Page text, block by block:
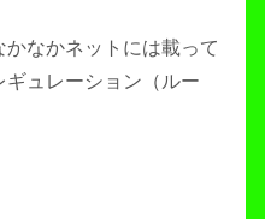
なかネットには載って
ュレーション（ルー